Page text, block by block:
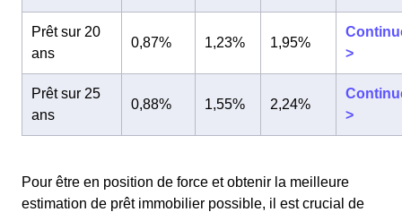
Prêt sur 20
ans
0,87% 1,23% 1,95%
>
Prêt sur 25
ans
0,88% 1,55% 2,24%
>
Pour être en position de force et obtenir la meilleure
estimation de prêt immobilier possible, il est crucial de